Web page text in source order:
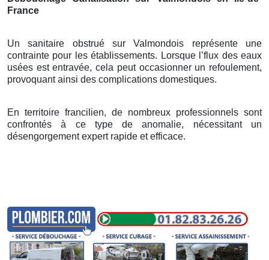
France
Un sanitaire obstrué sur Valmondois représente une
contrainte pour les établissements. Lorsque l’flux des eaux
usées est entravée, cela peut occasionner un refoulement,
provoquant ainsi des complications domestiques.
En territoire francilien, de nombreux professionnels sont
confrontés à ce type de anomalie, nécessitant un
désengorgement expert rapide et efficace.